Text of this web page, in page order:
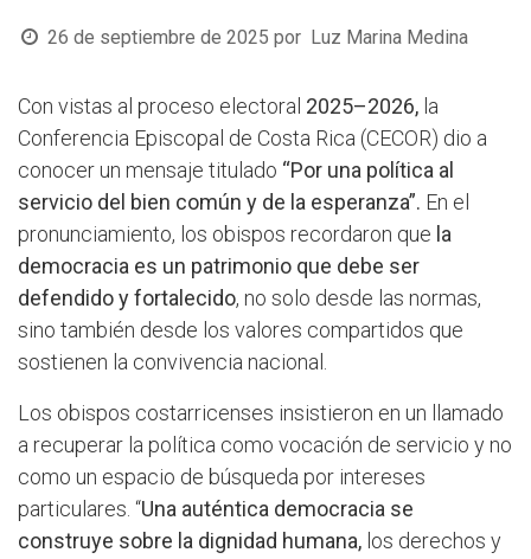
26 de septiembre de 2025 por Luz Marina Medina
Con vistas al proceso electoral 2025–2026, la
Conferencia Episcopal de Costa Rica (CECOR) dio a
conocer un mensaje titulado “Por una política al
servicio del bien común y de la esperanza”. En el
pronunciamiento, los obispos recordaron que la
democracia es un patrimonio que debe ser
defendido y fortalecido, no solo desde las normas,
sino también desde los valores compartidos que
sostienen la convivencia nacional.
Los obispos costarricenses insistieron en un llamado
a recuperar la política como vocación de servicio y no
como un espacio de búsqueda por intereses
particulares. “Una auténtica democracia se
construye sobre la dignidad humana, los derechos y